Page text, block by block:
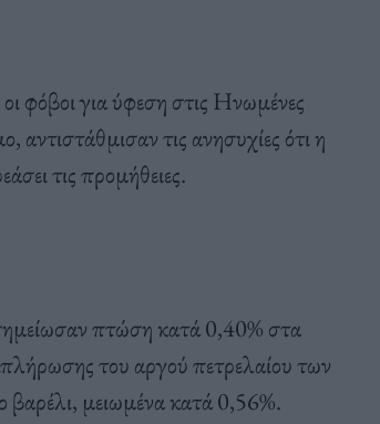
φόβοι για ύφεση στις Ηνωμένες
τις ανησυχίες ότι η
τις προμήθειες.
πτώση κατά 0,40% στα
του αργού πετρελαίου των
μειωμένα κατά 0,56%.